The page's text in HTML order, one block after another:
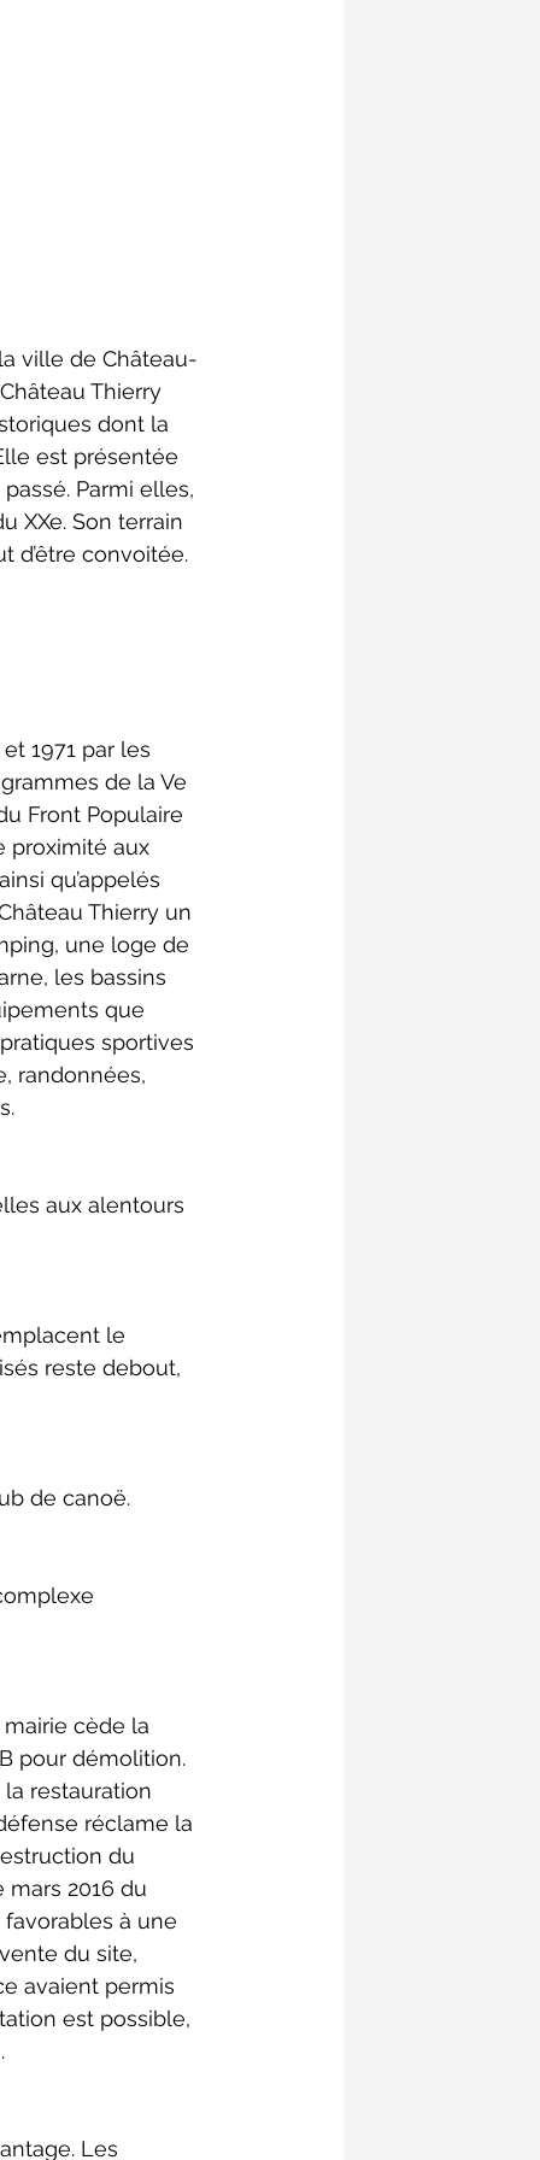
ville de Château-
Thierry
dont la
est présentée
Parmi elles,
XXe. Son terrain
d’être convoitée.
1971 par les
de la Ve
Front Populaire
proximité aux
qu’appelés
Thierry un
une loge de
les bassins
que
sportives
randonnées,
aux alentours
le
reste debout,
de canoë.
cède la
pour démolition.
restauration
réclame la
du
2016 du
favorables à une
du site,
avaient permis
est possible,
Les